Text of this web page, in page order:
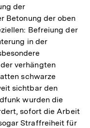
der
Betonung der oben
Befreiung der
in der
verhängten
schwarze
sichtbar den
wurden die
sofort die Arbeit
Straffreiheit für